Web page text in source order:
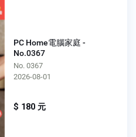
PC Home電腦家庭 -
No.0367
No. 0367
2026-08-01
$ 180 元